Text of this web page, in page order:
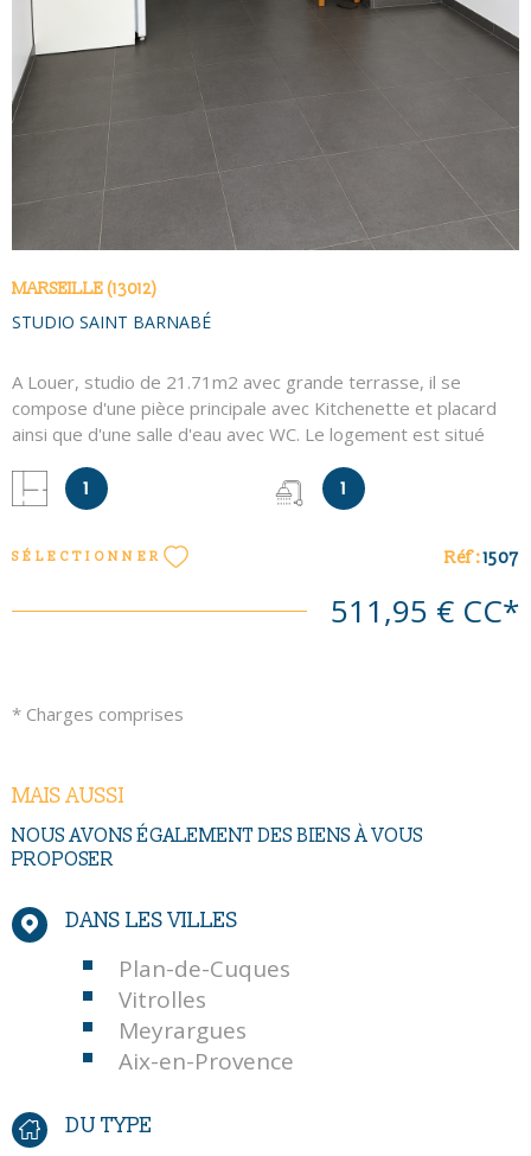
MARSEILLE (13012)
STUDIO SAINT BARNABÉ
A Louer, studio de 21.71m2 avec grande terrasse, il se
compose d'une pièce principale avec Kitchenette et placard
ainsi que d'une salle d'eau avec WC. Le logement est situé
1
1
SÉLECTIONNER Réf :1507
511,95 € CC*
* Charges comprises
MAIS AUSSI
NOUS AVONS ÉGALEMENT DES BIENS À VOUS
PROPOSER
DANS LES VILLES
Plan-de-Cuques
Vitrolles
Meyrargues
Aix-en-Provence
DU TYPE